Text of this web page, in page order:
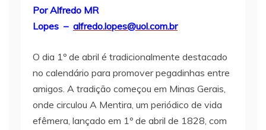
Por Alfredo MR
Lopes – alfredo.lopes@uol.com.br
O dia 1º de abril é tradicionalmente destacado
no calendário para promover pegadinhas entre
amigos. A tradição começou em Minas Gerais,
onde circulou A Mentira, um periódico de vida
efêmera, lançado em 1º de abril de 1828, com